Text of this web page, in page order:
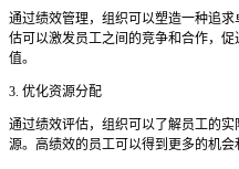
通过绩效管理，组织可以塑造一种追
估可以激发员工之间的竞争和合作，
值。
3. 优化资源分配
通过绩效评估，组织可以了解员工的
源。高绩效的员工可以得到更多的机会